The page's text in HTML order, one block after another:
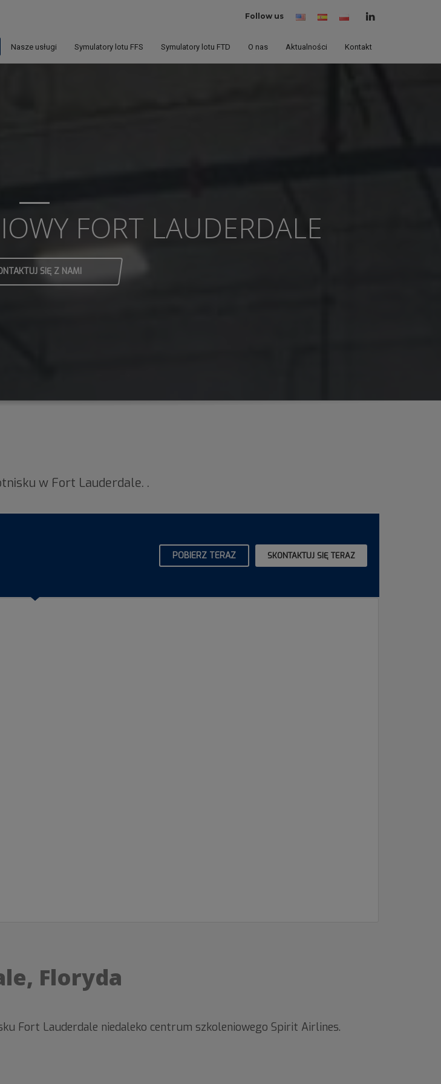
Follow us
English
States)
SpanishPolski
Nasze usługi Symulatory lotu FFS Symulatory lotu FTD O nas Aktualności Kontakt
FORT LAUDERDALE
SIĘ Z NAMI
w Fort Lauderdale. .
POBIERZ TERAZ SKONTAKTUJ SIĘ TERAZ
Floryda
Fort Lauderdale niedaleko centrum szkoleniowego Spirit Airlines.